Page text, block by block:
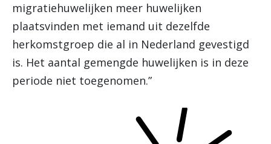
migratiehuwelijken meer huwelijken
plaatsvinden met iemand uit dezelfde
herkomstgroep die al in Nederland gevestigd
is. Het aantal gemengde huwelijken is in deze
periode niet toegenomen.”